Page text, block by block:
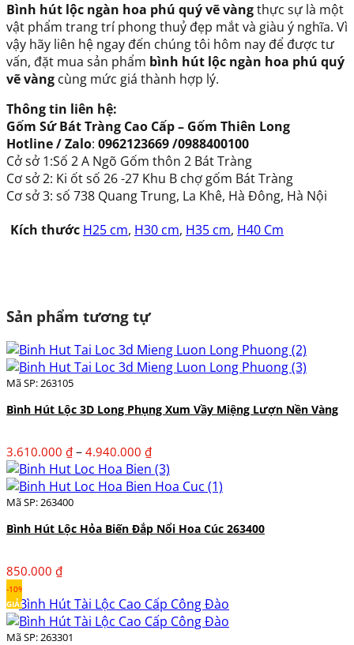
Bình hút lộc ngàn hoa phú quý vẽ vàngthực sự là một
vật phẩm trang trí phong thuỷ đẹp mắt và giàu ý nghĩa. Vì
vậy hãy liên hệ ngay đến chúng tôi hôm nay để được tư
vấn, đặt mua sản phẩm bình hút lộc ngàn hoa phú quý
vẽ vàng cùng mức giá thành hợp lý.
Thông tin liên hệ:
Gốm Sứ Bát Tràng Cao Cấp – Gốm Thiên Long
Hotline / Zalo: 0962123669 /0988400100
Cở sở 1:Số 2 A Ngõ Gốm thôn 2 Bát Tràng
Cơ sở 2: Ki ốt số 26 -27 Khu B chợ gốm Bát Tràng
Cơ sở 3: số 738 Quang Trung, La Khê, Hà Đông, Hà Nội
Kích thước H25 cm, H30 cm, H35 cm, H40 Cm
Sản phẩm tương tự
Mã SP: 263105
Bình Hút Lộc 3D Long Phụng Xum Vầy Miệng Lượn Nền Vàng
3.610.000 ₫ – 4.940.000 ₫Khoảng
giá:
từ
đến
4.940.000 ₫
Mã SP: 263400
Bình Hút Lộc Hỏa Biến Đắp Nổi Hoa Cúc 263400
850.000 ₫
-10%
GIẢM
Mã SP: 263301